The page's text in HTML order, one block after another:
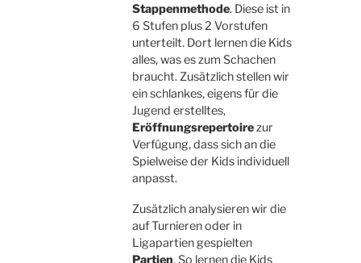
Stappenmethode. Diese ist in
6 Stufen plus 2 Vorstufen
unterteilt. Dort lernen die Kids
alles, was es zum Schachen
braucht. Zusätzlich stellen wir
ein schlankes, eigens für die
Jugend erstelltes,
Eröffnungsrepertoirezur
Verfügung, dass sich an die
Spielweise der Kids individuell
anpasst.
Zusätzlich analysieren wir die
auf Turnieren oder in
Ligapartien gespielten
Partien. So lernen die Kids